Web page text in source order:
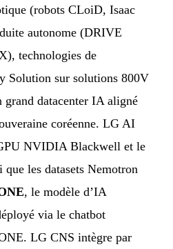
(robots CLoiD, Isaac
autonome (DRIVE
technologies de
Solution sur solutions 800V
datacenter IA aligné
coréenne. LG AI
NVIDIA Blackwell et le
les datasets Nemotron
, le modèle d’IA
via le chatbot
LG CNS intègre par